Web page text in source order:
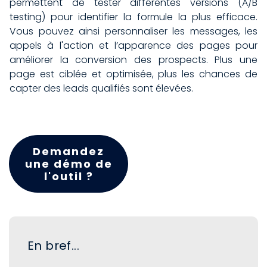
testing) pour identifier la formule la plus efficace.
Vous pouvez ainsi personnaliser les messages, les
appels à l'action et l’apparence des pages pour
améliorer la conversion des prospects. Plus une
page est ciblée et optimisée, plus les chances de
capter des leads qualifiés sont élevées.
Demandez
une démo de
l'outil ?
En bref...